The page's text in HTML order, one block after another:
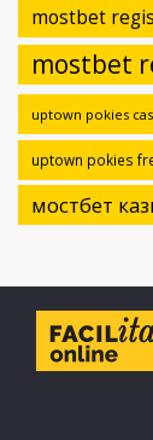
mostbet
mostbet
uptown pokies
uptown pokies
мостбет